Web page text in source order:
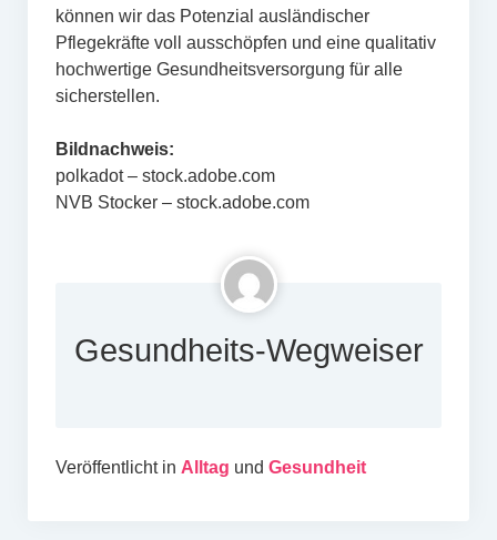
können wir das Potenzial ausländischer
Pflegekräfte voll ausschöpfen und eine qualitativ
hochwertige Gesundheitsversorgung für alle
sicherstellen.
Bildnachweis:
polkadot – stock.adobe.com
NVB Stocker – stock.adobe.com
Gesundheits-Wegweiser
Veröffentlicht in Alltag und Gesundheit